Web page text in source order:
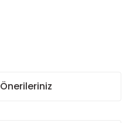
Önerileriniz